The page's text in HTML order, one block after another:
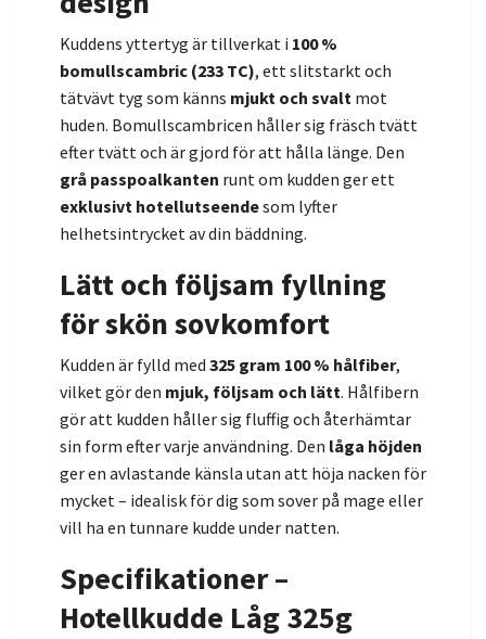
Kuddens yttertyg är tillverkat i 100 %
bomullscambric (233 TC), ett slitstarkt och
tätvävt tyg som känns mjukt och svalt mot
huden. Bomullscambricen håller sig fräsch tvätt
efter tvätt och är gjord för att hålla länge. Den
grå passpoalkanten runt om kudden ger ett
exklusivt hotellutseendesom lyfter
helhetsintrycket av din bäddning.
Lätt och följsam fyllning
för skön sovkomfort
Kudden är fylld med 325 gram 100 % hålfiber,
vilket gör den mjuk, följsam och lätt. Hålfibern
gör att kudden håller sig fluffig och återhämtar
sin form efter varje användning. Den låga höjden
ger en avlastande känsla utan att höja nacken för
mycket – idealisk för dig som sover på mage eller
vill ha en tunnare kudde under natten.
Specifikationer –
Hotellkudde Låg 325g